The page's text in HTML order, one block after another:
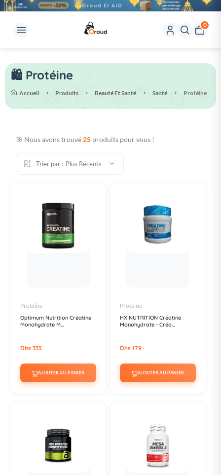
0
🛍️ Protéine
Accueil Produits Beauté Et Santé Santé Protéine
🎯 Nous avons trouvé 25 produits pour vous !
Trier par : Plus Récents
Protéine
Optimum Nutrition Créatine
Monohydrate M...
Dhs 333
AJOUTER AU PANIER
Protéine
HX NUTRITION Créatine
Monohydrate - Créa...
Dhs 179
AJOUTER AU PANIER